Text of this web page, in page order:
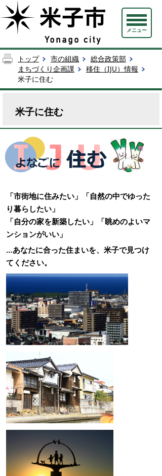
メニュー
トップ 市の組織
総合政策部
まちづくり企画課
移住（IJU）情報
米子に住む
米子に住む
「市街地に住みたい」「自然の中でゆった
り暮らしたい」
「自分の家を新築したい」「眺めのよいマ
ンションがいい」
…あなたに合った住まいを、米子で見つけ
てください。